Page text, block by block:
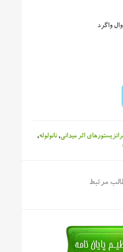
واگرد
اثر میدانی,نانولوله,
مرتبط